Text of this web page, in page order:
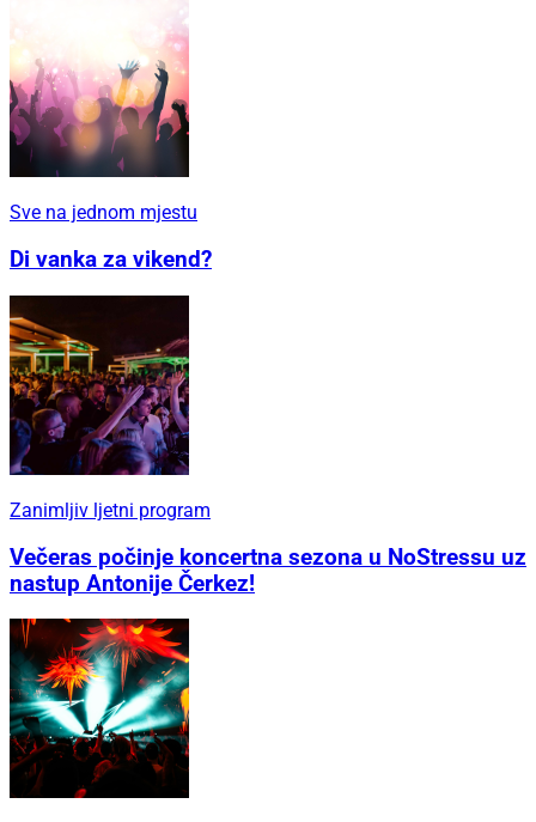
Sve na jednom mjestu
Di vanka za vikend?
Zanimljiv ljetni program
Večeras počinje koncertna sezona u NoStressu uz
nastup Antonije Čerkez!